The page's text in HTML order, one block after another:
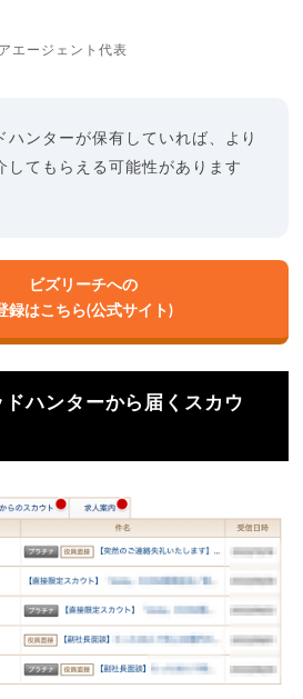
エージェント代表
ハンターが保有していれば、より
してもらえる可能性があります
ビズリーチへの
録はこちら(公式サイト)
ドハンターから届くスカウ